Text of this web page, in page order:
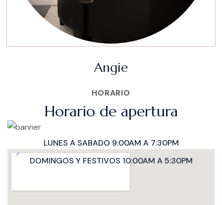
Angie
HORARIO
Horario de apertura
LUNES A SABADO 9:00AM A 7:30PM
DOMINGOS Y FESTIVOS 10:00AM A 5:30PM